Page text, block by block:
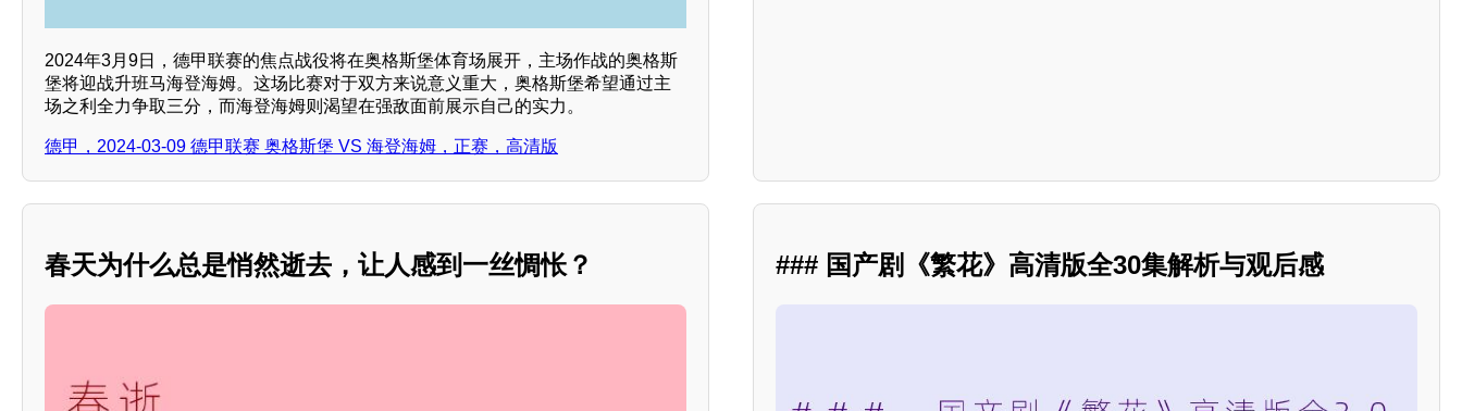
2024年3月9日，德甲联赛的焦点战役将在奥格斯堡体育场展开，主场作战的奥格斯
堡将迎战升班马海登海姆。这场比赛对于双方来说意义重大，奥格斯堡希望通过主
场之利全力争取三分，而海登海姆则渴望在强敌面前展示自己的实力。
德甲，2024-03-09 德甲联赛 奥格斯堡 VS 海登海姆，正赛，高清版
春天为什么总是悄然逝去，让人感到一丝惆怅？ ### 国产剧《繁花》高清版全30集解析与观后感